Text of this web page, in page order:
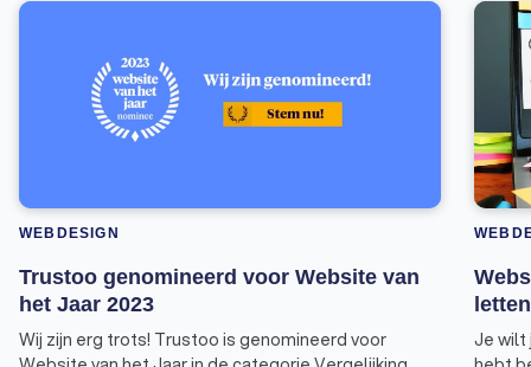
WEBDESIGN
Trustoo genomineerd voor Website van
het Jaar 2023
Wij zijn erg trots! Trustoo is genomineerd voor
Je wilt